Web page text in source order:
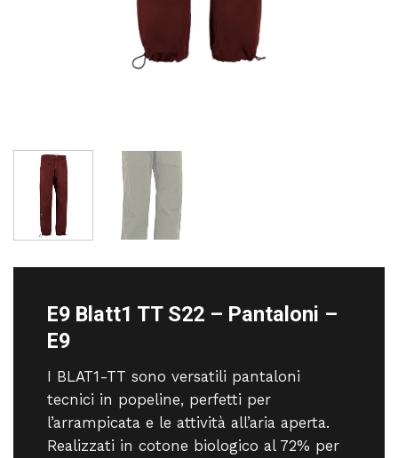
E9 Blatt1 TT S22 – Pantaloni –
E9
I BLAT1-TT sono versatili pantaloni
tecnici in popeline, perfetti per
l’arrampicata e le attività all’aria aperta.
Realizzati in cotone biologico al 72% per